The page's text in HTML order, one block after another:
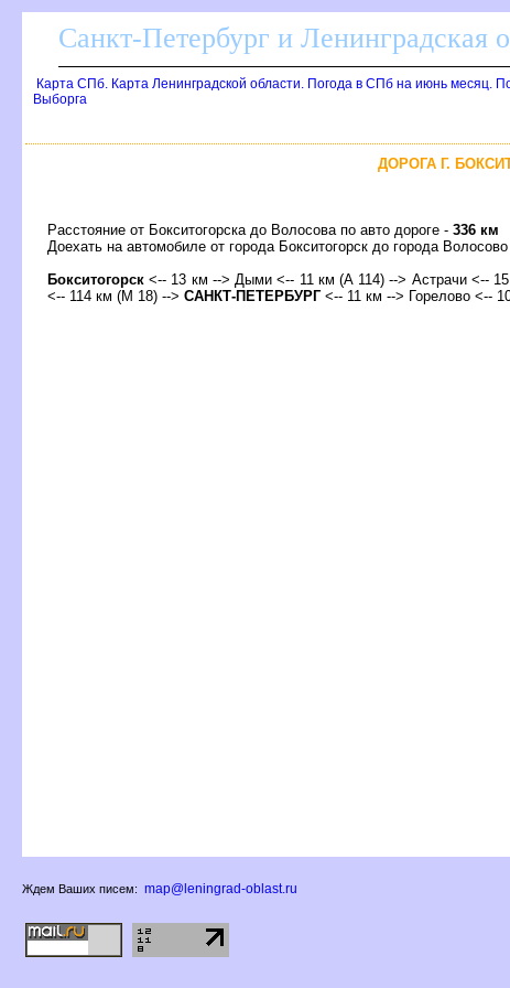
Санкт-Петербург и Ленинградская
Карта СПб. Карта Ленинградской области. Погода в СПб на июнь месяц.
ыборга
ДОРОГА Г.
Расстояние от Бокситогорска до Волосова по авто дороге - 336 км
Доехать на автомобиле от города Бокситогорск до города
Бокситогорск <-- 13 км --> Дыми <-- 11 км (А 114) --> Астрачи <--
<-- 114 км (М 18) --> САНКТ-ПЕТЕРБУРГ<-- 11 км --> Горелово <--
Ждем Ваших писем: map@leningrad-oblast.ru